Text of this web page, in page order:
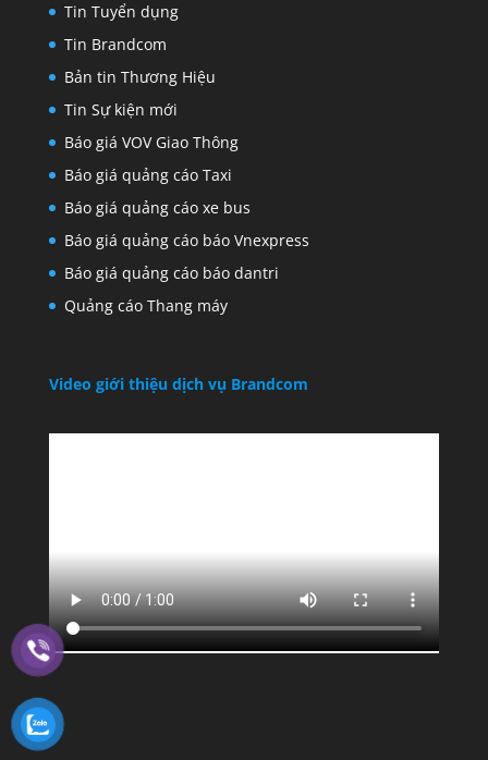
Tin Tuyển dụng
Tin Brandcom
Bản tin Thương Hiệu
Tin Sự kiện mới
Báo giá VOV Giao Thông
Báo giá quảng cáo Taxi
Báo giá quảng cáo xe bus
Báo giá quảng cáo báo Vnexpress
Báo giá quảng cáo báo dantri
Quảng cáo Thang máy
Video giới thiệu dịch vụ Brandcom